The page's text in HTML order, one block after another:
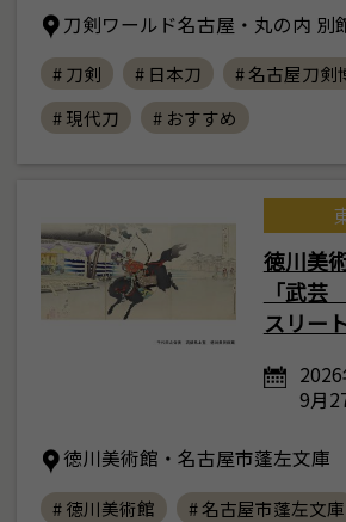
刀剣ワールド名古屋・丸の内 別
# 刀剣 # 日本刀
# 名古屋刀剣
# 現代刀
# おすすめ
徳川美
「武
スリート
9月
徳川美術館・名古屋市蓬左文庫
# 徳川美術館
# 名古屋市蓬左文庫